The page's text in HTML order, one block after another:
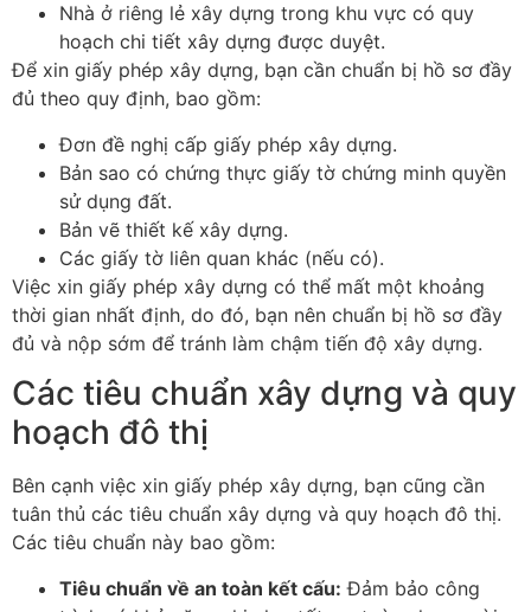
Nhà ở riêng lẻ xây dựng trong khu vực có quy
hoạch chi tiết xây dựng được duyệt.
Để xin giấy phép xây dựng, bạn cần chuẩn bị hồ sơ đầy
đủ theo quy định, bao gồm:
Đơn đề nghị cấp giấy phép xây dựng.
Bản sao có chứng thực giấy tờ chứng minh quyền
sử dụng đất.
Bản vẽ thiết kế xây dựng.
Các giấy tờ liên quan khác (nếu có).
Việc xin giấy phép xây dựng có thể mất một khoảng
thời gian nhất định, do đó, bạn nên chuẩn bị hồ sơ đầy
đủ và nộp sớm để tránh làm chậm tiến độ xây dựng.
Các tiêu chuẩn xây dựng và quy
hoạch đô thị
Bên cạnh việc xin giấy phép xây dựng, bạn cũng cần
tuân thủ các tiêu chuẩn xây dựng và quy hoạch đô thị.
Các tiêu chuẩn này bao gồm:
Tiêu chuẩn về an toàn kết cấu: Đảm bảo công